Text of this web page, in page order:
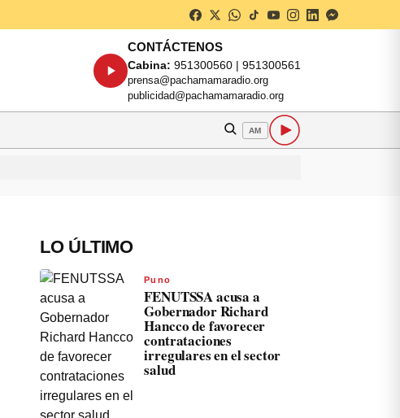
CONTÁCTENOS
Cabina: 951300560 | 951300561
prensa@pachamamaradio.org
publicidad@pachamamaradio.org
AM
LO ÚLTIMO
Puno
FENUTSSA acusa a
Gobernador Richard
Hancco de favorecer
contrataciones
irregulares en el sector
salud